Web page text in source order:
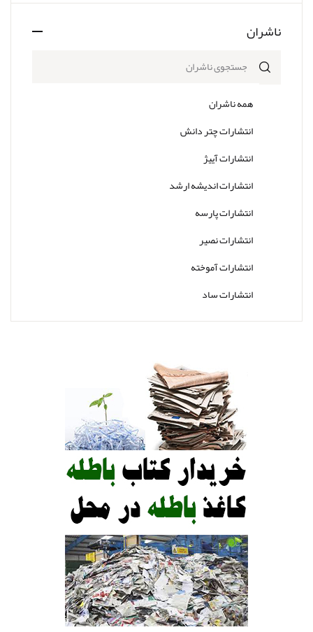
ناشران
همه ناشران
انتشارات چتر دانش
انتشارات آییژ
انتشارات اندیشه ارشد
انتشارات پارسه
انتشارات نصیر
انتشارات آموخته
انتشارات ساد
انتشارات کتاب جوانان
انتشارات پوران پژوهش
انتشارات رشد
انتشارات روان
انتشارات ساوالان
انتشارات سمت
انتشارات ویرایش
انتشارات ابن سینا
انتشارات ارسباران
انتشارات دانژه
انتشارات نشر نی